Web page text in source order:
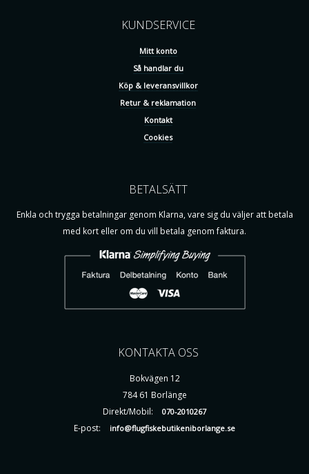
KUNDSERVICE
Mitt konto
Så handlar du
Köp & leveransvillkor
Retur & reklamation
Kontakt
Cookies
BETALSÄTT
Enkla och trygga betalningar genom Klarna, vare sig du väljer att betala
med kort eller om du vill betala genom faktura.
KONTAKTA OSS
Bokvägen 12
784 61 Borlänge
Direkt/Mobil:
070-2010267
E-post: info@flugfiskebutikeniborlange.se